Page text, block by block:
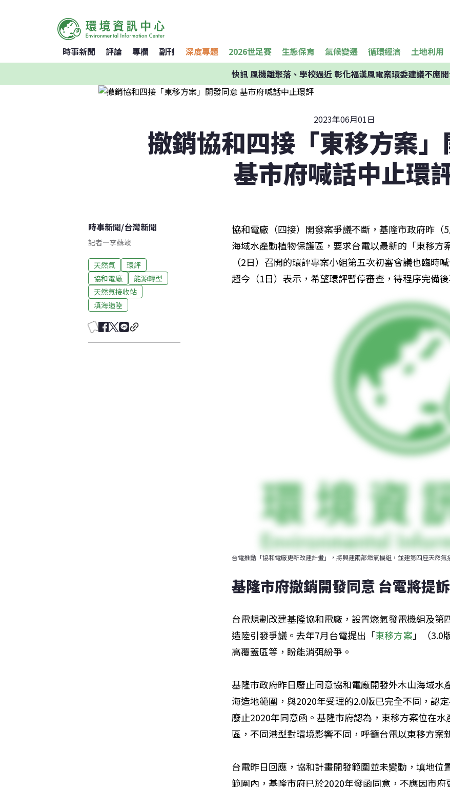
時事新聞 評論 專欄 副刊 深度專題 2026世足賽 生態保育 氣候變遷 循環經濟 土地利用
快訊風機離聚落、學校過近 彰化福漢風電案環委建議不應
2023年06月01日
撤銷協和四接「東移方案
基市府喊話中止環
時事新聞/台灣新聞
記者—李蘇竣
天然氣
環評
協和電廠
能源轉型
天然氣接收站
填海造陸
協和電廠（四接）開發案爭議不斷，基隆市政府昨（
海域水產動植物保護區，要求台電以最新的「東移方
（2日）召開的環評專案小組第五次初審會議也臨時
超今（1日）表示，希望環評暫停審查，待程序完備後
台電推動「協和電廠更新改建計畫」，將興建兩部燃氣機組，並建第四座天然
基隆市府撤銷開發同意 台電將提
台電規劃改建基隆協和電廠，設置燃氣發電機組及
造陸引發爭議。去年7月台電提出「東移方案」（3.0
高覆蓋區等，盼能消弭紛爭。
基隆市政府昨日廢止同意協和電廠開發外木山海域水
海造地範圍，與2020年受理的2.0版已完全不同，認
廢止2020年同意函。基隆市府認為，東移方案位在
區，不同港型對環境影響不同，呼籲台電以東移方案
台電昨日回應，協和計畫開發範圍並未變動，填地
範圍內，基隆市府已於2020年發函同意，不應因市